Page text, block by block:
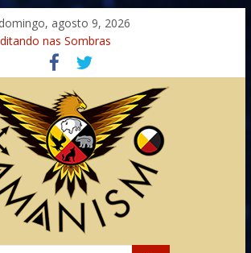
domingo, agosto 9, 2026
nas Sombras
A Jornada do Espírito Ancestral
Universal
– Caminho Espiritual – Crescimento
na Cura